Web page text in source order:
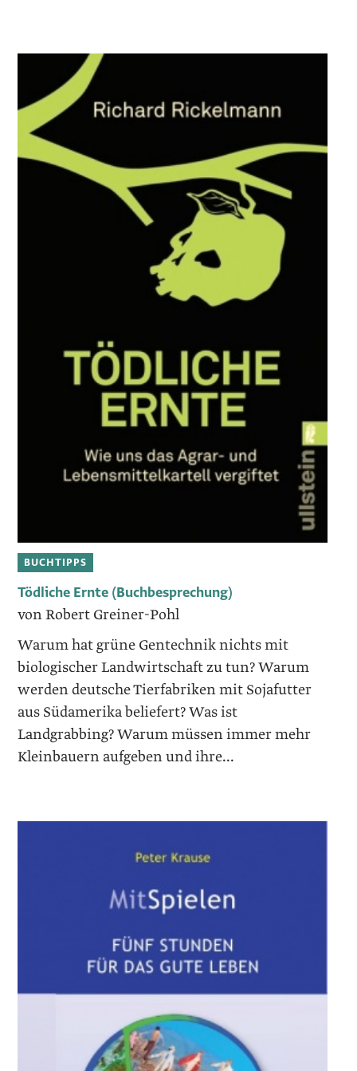
BUCHTIPPS
Tödliche Ernte (Buchbesprechung)
von Robert Greiner-Pohl
Warum hat grüne Gentechnik nichts mit
biologischer Landwirtschaft zu tun? Warum
werden deutsche Tierfabriken mit Sojafutter
aus Südamerika beliefert? Was ist
Landgrabbing? Warum müssen immer mehr
Kleinbauern aufgeben und ihre...